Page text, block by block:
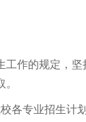
作的规定，
各专业招生计